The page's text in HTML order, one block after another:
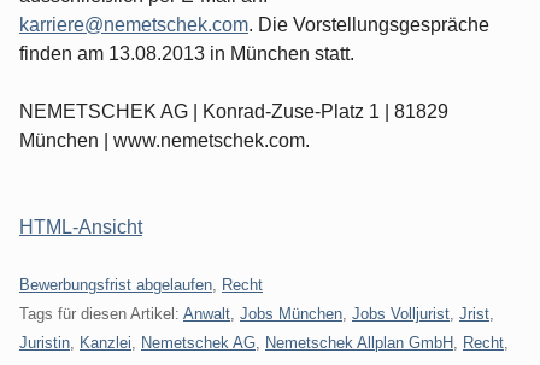
karriere@nemetschek.com. Die Vorstellungsgespräche
finden am 13.08.2013 in München statt.
NEMETSCHEK AG | Konrad-Zuse-Platz 1 | 81829
München | www.nemetschek.com.
HTML-Ansicht
Kategorien:
Bewerbungsfrist abgelaufen
Recht
Tags für diesen Artikel: Anwalt Jobs München Jobs Volljurist Jrist
Juristin
Kanzlei Nemetschek AG Nemetschek Allplan GmbH Recht